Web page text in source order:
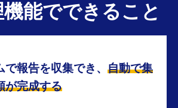
能でできること
で報告を収集でき、 自動で集
が完成する